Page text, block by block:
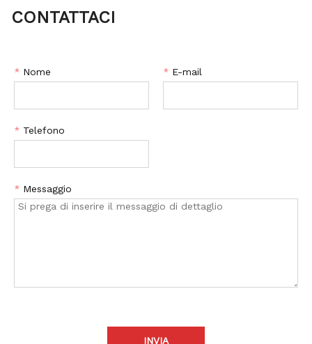
CONTATTACI
* Nome * E-mail
* Telefono
* Messaggio
INVIA